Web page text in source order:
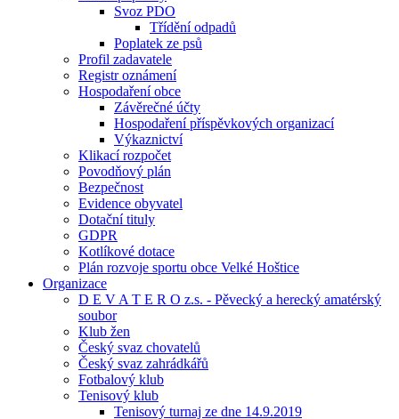
Svoz PDO
Třídění odpadů
Poplatek ze psů
Profil zadavatele
Registr oznámení
Hospodaření obce
Závěrečné účty
Hospodaření příspěvkových organizací
Výkaznictví
Klikací rozpočet
Povodňový plán
Bezpečnost
Evidence obyvatel
Dotační tituly
GDPR
Kotlíkové dotace
Plán rozvoje sportu obce Velké Hoštice
Organizace
D E V A T E R O z.s. - Pěvecký a herecký amatérský
soubor
Klub žen
Český svaz chovatelů
Český svaz zahrádkářů
Fotbalový klub
Tenisový klub
Tenisový turnaj ze dne 14.9.2019